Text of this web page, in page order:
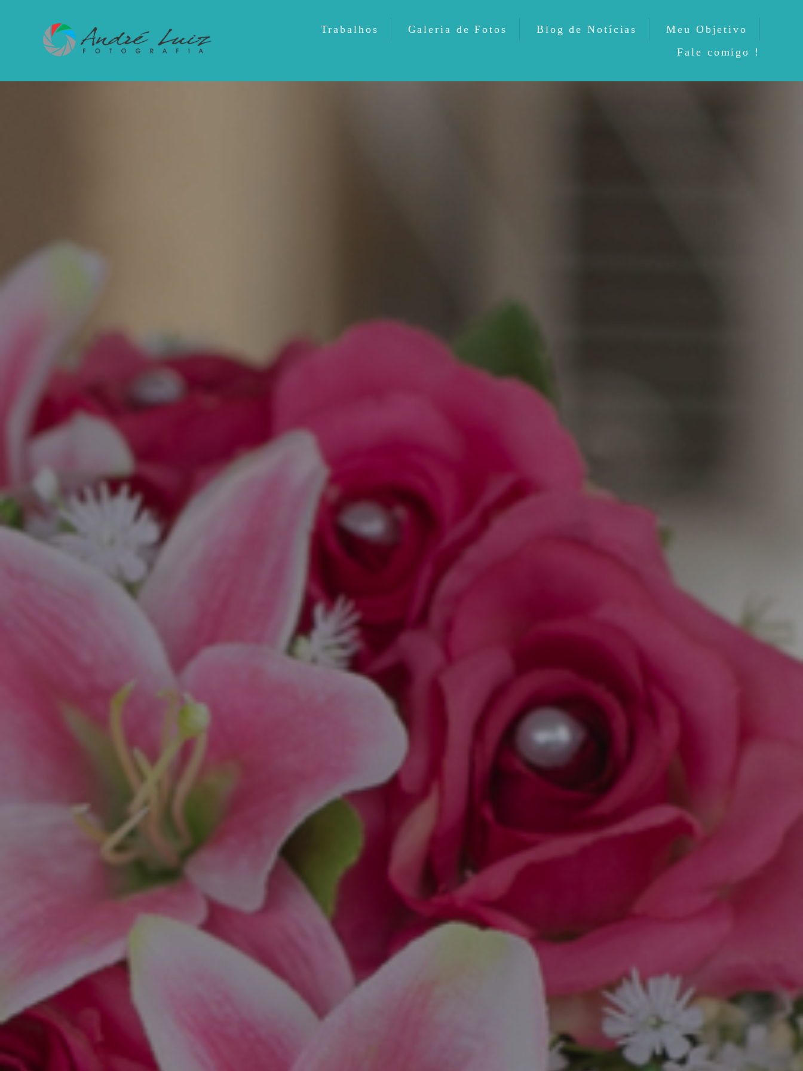
Trabalhos Galeria de Fotos Blog de Notícias
Meu Objetivo
Fale comigo !